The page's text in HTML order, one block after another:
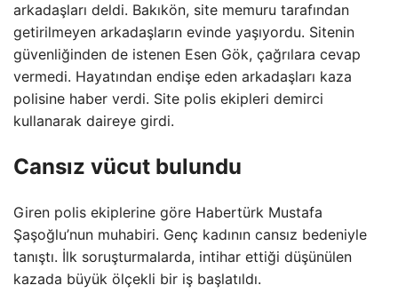
arkadaşları deldi. Bakıkön, site memuru tarafından
getirilmeyen arkadaşların evinde yaşıyordu. Sitenin
güvenliğinden de istenen Esen Gök, çağrılara cevap
vermedi. Hayatından endişe eden arkadaşları kaza
polisine haber verdi. Site polis ekipleri demirci
kullanarak daireye girdi.
Cansız vücut bulundu
Giren polis ekiplerine göre Habertürk Mustafa
Şaşoğlu’nun muhabiri. Genç kadının cansız bedeniyle
tanıştı. İlk soruşturmalarda, intihar ettiği düşünülen
kazada büyük ölçekli bir iş başlatıldı.